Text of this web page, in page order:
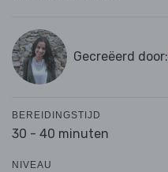
Gecreëerd door:
BEREIDINGSTIJD
30 - 40 minuten
NIVEAU